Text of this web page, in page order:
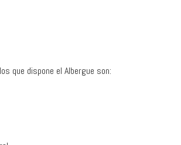
que dispone el Albergue son: